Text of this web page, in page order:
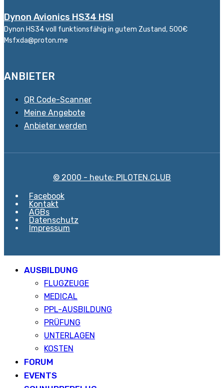
Dynon Avionics HS34 HSI
Dynon HS34 voll funktionsfähig in gutem Zustand, 500€
Msfxda@proton.me
ANBIETER
QR Code-Scanner
Meine Angebote
Anbieter werden
© 2000 - heute: PILOTEN.CLUB
Facebook
Kontakt
AGBs
Datenschutz
Impressum
AUSBILDUNG
FLUGZEUGE
MEDICAL
PPL-AUSBILDUNG
PRÜFUNG
UNTERLAGEN
KOSTEN
FORUM
EVENTS